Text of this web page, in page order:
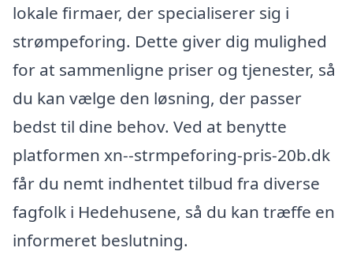
lokale firmaer, der specialiserer sig i
strømpeforing. Dette giver dig mulighed
for at sammenligne priser og tjenester, så
du kan vælge den løsning, der passer
bedst til dine behov. Ved at benytte
platformen xn--strmpeforing-pris-20b.dk
får du nemt indhentet tilbud fra diverse
fagfolk i Hedehusene, så du kan træffe en
informeret beslutning.